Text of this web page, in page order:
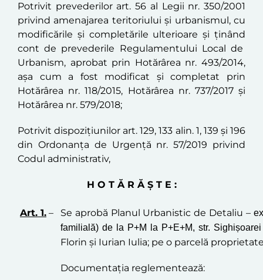
Potrivit prevederilor art. 56 al Legii nr. 350/2001
privind amenajarea teritoriului şi urbanismul, cu
modificările şi completările ulterioare şi ţinând
cont de prevederile Regulamentului Local de
Urbanism, aprobat prin Hotărârea nr. 493/2014,
aşa cum a fost modificat şi completat prin
Hotărârea nr. 118/2015, Hotărârea nr. 737/2017 și
Hotărârea nr. 579/2018;
Potrivit dispoziţiunilor art. 129, 133 alin. 1, 139 și 196
din Ordonanța de Urgență nr. 57/2019 privind
Codul administrativ,
H O T Ă R Ă Ş T E :
Art. 1. – Se aprobă Planul Urbanistic de Detaliu –
familială) de la P+M la P+E+M, str.
Florin și Iurian Iulia; pe o parcelă
Documentaţia reglementează: